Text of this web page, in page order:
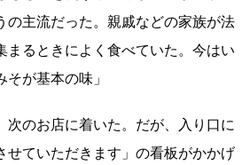
の主流だった。親戚などの家族が法
まるときによく食べていた。今はい
が基本の味」
次のお店に着いた。だが、入り口に
せていただきます」の看板がかかげ